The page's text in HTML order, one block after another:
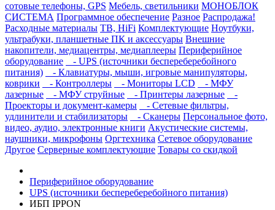
сотовые телефоны, GPS Мебель, светильники МОНОБЛОК
СИСТЕМА Программное обеспечение Разное Распродажа!
Расходные материалы ТВ, HiFi Комплектующие Ноутбуки,
ультрабуки, планшетные ПК и аксессуары Внешние
накопители, медиацентры, медиаплееры Периферийное
оборудование
- UPS (источники беспереберебойного
питания)
- Клавиатуры, мыши, игровые манипуляторы,
коврики
- Контроллеры - Мониторы LCD
- МФУ
лазерные
- МФУ струйные - Принтеры лазерные
-
Проекторы и документ-камеры
- Сетевые фильтры,
удлинители и стабилизаторы
- Сканеры Персональное фото,
видео, аудио, электронные книги Акустические системы,
наушники, микрофоны Оргтехника Сетевое оборудование
Другое Серверные комплектующие Товары со скидкой
Периферийное оборудование
UPS (источники беспереберебойного питания)
ИБП IPPON